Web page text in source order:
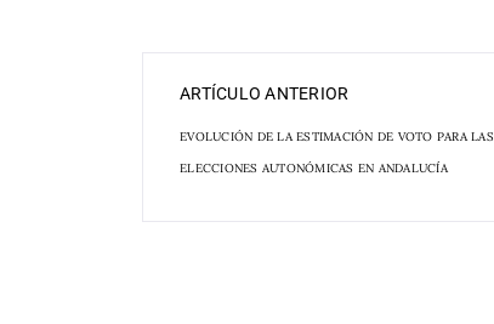
ARTÍCULO ANTERIOR
EVOLUCIÓN DE LA ESTIMACIÓN DE VOTO PARA LAS
ELECCIONES AUTONÓMICAS EN ANDALUCÍA